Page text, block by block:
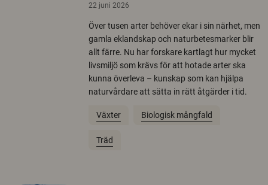
22 juni 2026
Över tusen arter behöver ekar i sin närhet, men
gamla eklandskap och naturbetesmarker blir
allt färre. Nu har forskare kartlagt hur mycket
livsmiljö som krävs för att hotade arter ska
kunna överleva – kunskap som kan hjälpa
naturvårdare att sätta in rätt åtgärder i tid.
Växter Biologisk mångfald
Träd